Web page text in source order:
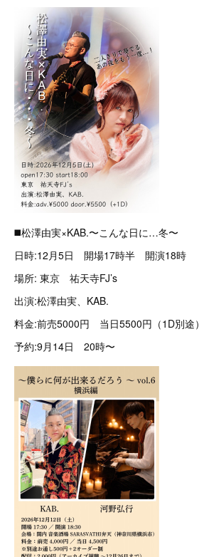
◼️松澤由実×KAB.〜こんな日に…冬〜
日時:12月5日 開場17時半 開演18時
場所: 東京 祐天寺FJ’s
出演:松澤由実、KAB.
料金:前売5000円 当日5500円（1D別途）
予約:9月14日 20時〜